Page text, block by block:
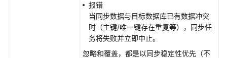
报错
当同步数据与目标数据库已有数据冲突
时（主键/唯一键存在重复等），同步任
务将失败并立即中止。
忽略和覆盖，都是以同步稳定性优先（不